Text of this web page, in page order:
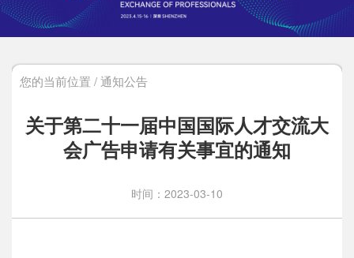
您的当前位置 / 通知公告
关于第二十一届中国国际人才交流大
会广告申请有关事宜的通知
时间：2023-03-10